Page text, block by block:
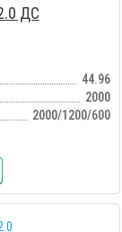
ДС
44.96
2000
2000/1200/600